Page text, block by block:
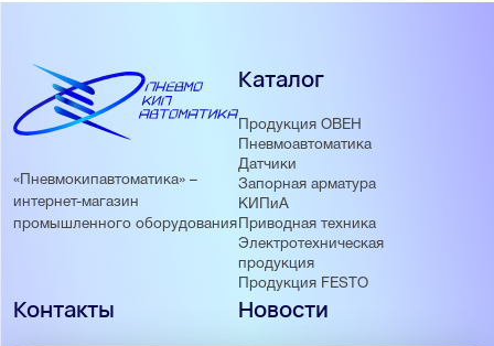
«Пневмокипавтоматика» –
интернет-магазин
промышленного оборудования
Каталог
Продукция ОВЕН
Пневмоавтоматика
Датчики
Запорная арматура
КИПиА
Приводная техника
Электротехническая
продукция
Продукция FESTO
Новости
Контакты